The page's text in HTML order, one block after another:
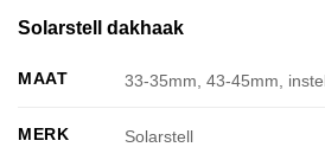
Solarstell dakhaak
MAAT 33-35mm, 43-45mm,
MERK Solarstell